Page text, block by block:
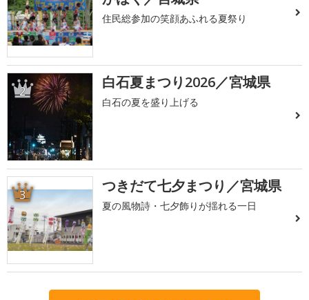
住民総参加の笑顔あふれる夏祭り
2 白石夏まつり2026／宮城県
白石の夏を盛り上げる
3 つきだて七夕まつり／宮城県
夏の風物詩・七夕飾りが揺れる一日